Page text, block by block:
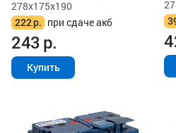
278x175x190
222р. при сдаче акб
243р.
Купить